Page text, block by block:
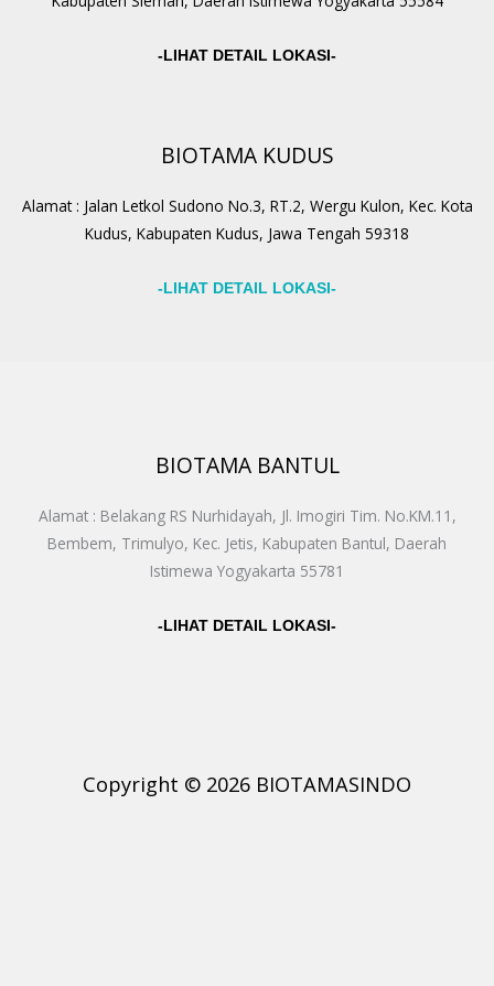
-LIHAT DETAIL LOKASI-
BIOTAMA KUDUS
Alamat : Jalan Letkol Sudono No.3, RT.2, Wergu Kulon, Kec. Kota
Kudus, Kabupaten Kudus, Jawa Tengah 59318
-LIHAT DETAIL LOKASI-
BIOTAMA BANTUL
Alamat : Belakang RS Nurhidayah, Jl. Imogiri Tim. No.KM.11,
Bembem, Trimulyo, Kec. Jetis, Kabupaten Bantul, Daerah
Istimewa Yogyakarta 55781
-LIHAT DETAIL LOKASI-
Copyright © 2026 BIOTAMASINDO